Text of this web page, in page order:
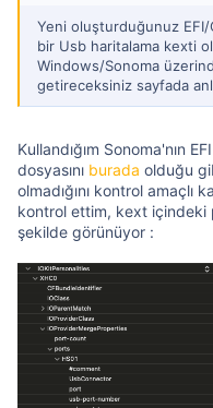
Yeni oluşturduğunuz
bir Usb haritalama kexti
Windows/Sonoma
getireceksiniz sayfada
Kullandığım Sonoma'nın
dosyasını burada olduğu
olmadığını kontrol amaçlı
kontrol ettim, kext içindeki
şekilde görünüyor :